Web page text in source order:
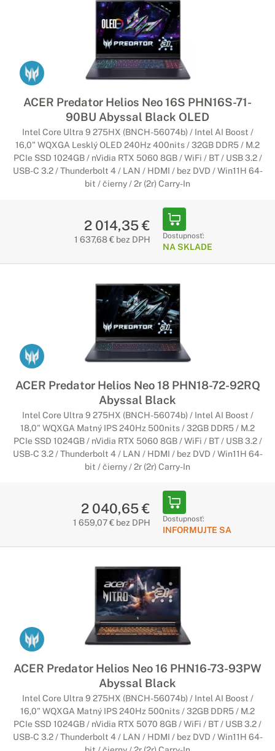
ACER Predator Helios Neo 16S PHN16S-71-
90BU Abyssal Black OLED
Intel Core Ultra 9 275HX (BNCH-56074b) / Intel AI Boost /
16,0" WQXGA Lesklý OLED 240Hz 400nits / 32GB DDR5 / M.2
PCIe SSD 1024GB / nVidia RTX 5060 8GB / WiFi / BT / USB 3.2 /
USB-C 3.2 / Thunderbolt 4 / LAN / HDMI / bez DVD / Win11H 64-
bit / čierny / 2r (2r) Carry-In
2 014,35 €
1 637,68 € bez DPH Dostupnosť:
NA SKLADE
ACER Predator Helios Neo 18 PHN18-72-92RQ
Abyssal Black
Intel Core Ultra 9 275HX (BNCH-56074b) / Intel AI Boost /
18,0" WQXGA Matný IPS 240Hz 500nits / 32GB DDR5 / M.2
PCIe SSD 1024GB / nVidia RTX 5060 8GB / WiFi / BT / USB 3.2 /
USB-C 3.2 / Thunderbolt 4 / LAN / HDMI / bez DVD / Win11H 64-
bit / čierny / 2r (2r) Carry-In
2 040,65 €
1 659,07 € bez DPH Dostupnosť:
INFORMUJTE SA
ACER Predator Helios Neo 16 PHN16-73-93PW
Abyssal Black
Intel Core Ultra 9 275HX (BNCH-56074b) / Intel AI Boost /
16,0" WQXGA Matný IPS 240Hz 500nits / 32GB DDR5 / M.2
PCIe SSD 1024GB / nVidia RTX 5070 8GB / WiFi / BT / USB 3.2 /
USB-C 3.2 / Thunderbolt 4 / LAN / HDMI / bez DVD / Win11H 64-